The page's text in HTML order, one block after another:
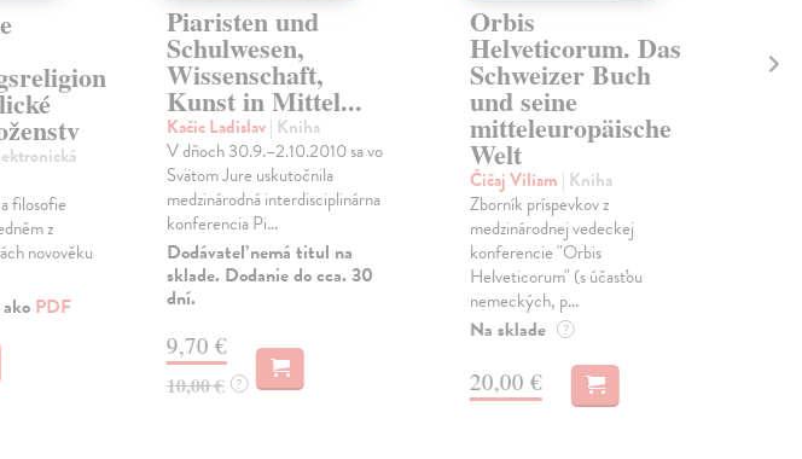
filosofie
z
novověku
PDF
Piaristen und
Schulwesen,
Wissenschaft,
Kunst in Mittel...
Kačic Ladislav| Kniha
V dňoch 30.9.–2.10.2010 sa vo
Svätom Jure uskutočnila
medzinárodná interdisciplinárna
konferencia Pi...
Dodávateľ nemá titul na
sklade. Dodanie do cca. 30
dní.
9,70 €
10,00 € ?
Orbis
Helveticorum. Das
Schweizer Buch
und seine
mitteleuropäische
Welt
Čičaj Viliam | Kniha
Zborník príspevkov z
medzinárodnej vedeckej
konferencie "Orbis
Helveticorum" (s účasťou
nemeckých, p...
Na sklade ?
20,00 €